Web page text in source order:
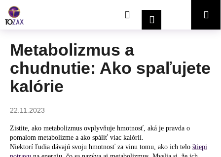
obsah
HľadaťPrihlásenieNákupný
Metabolizmus a
chudnutie: Ako spaľujete
kalórie
22.11.2023
Zistite, ako metabolizmus ovplyvňuje hmotnosť, aká je pravda o
pomalom metabolizme a ako spáliť viac kalórií.
Niektorí ľudia dávajú svoju hmotnosť za vinu tomu, ako ich telo štiepi
o
Č
o
p
o
t
e
b